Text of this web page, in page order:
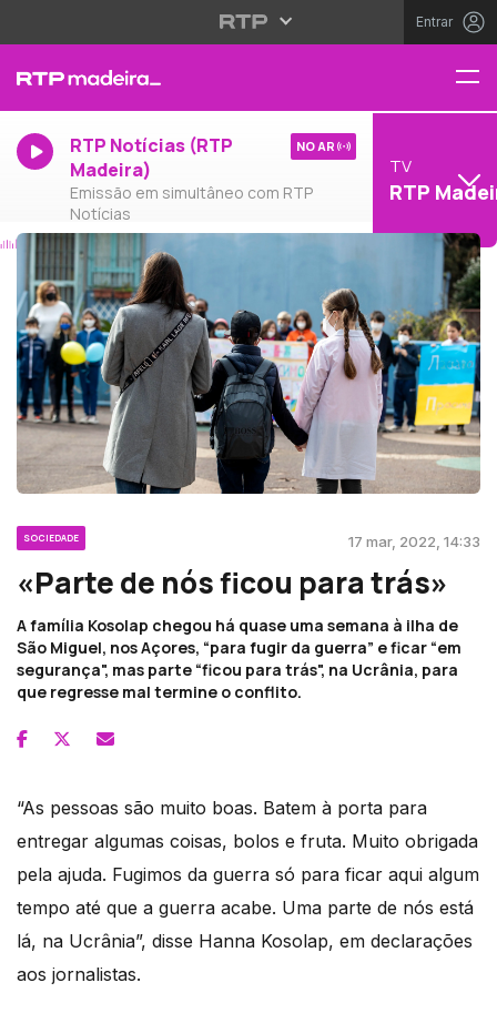
Entrar
RTP Notícias (RTP
Madeira)
Emissão em simultâneo com RTP
Notícias
NO AR
TV
RTP
SOCIEDADE 17 mar, 2022, 14:33
«Parte de nós ficou para trás»
A família Kosolap chegou há quase uma semana à ilha de
São Miguel, nos Açores, “para fugir da guerra” e ficar “em
segurança", mas parte “ficou para trás", na Ucrânia, para
que regresse mal termine o conflito.
“As pessoas são muito boas. Batem à porta para
entregar algumas coisas, bolos e fruta. Muito obrigada
pela ajuda. Fugimos da guerra só para ficar aqui algum
tempo até que a guerra acabe. Uma parte de nós está
lá, na Ucrânia”, disse Hanna Kosolap, em declarações
aos jornalistas.